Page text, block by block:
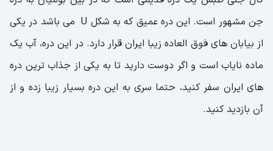
جن مشهور است. این دره عمیق که به شکل U می باشد در یکی
از بیابان های فوق العاده زیبا ایران قرار دارد. در این دره، آب یک
ماده نایاب است و اگر دوست دارید تا به یکی از جذاب ترین دره
های ایران سفر کنید، حتما سری به این دره بسیار زیبا زده و از
آن بازدید کنید.